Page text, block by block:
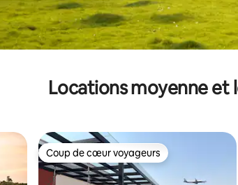
Locations moyenne et
Coup de cœur voyageurs
Coup de cœur voyageurs